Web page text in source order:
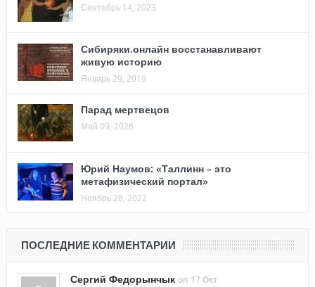
Сентябрь 14, 2023
Сибиряки.онлайн восстанавливают
живую историю
Январь 29, 2019
Парад мертвецов
Май 09, 2026
Юрий Наумов: «Таллинн – это
метафизический портал»
Ноябрь 28, 2022
ПОСЛЕДНИЕ КОММЕНТАРИИ
Сергий Федорынчык on 17 Окт